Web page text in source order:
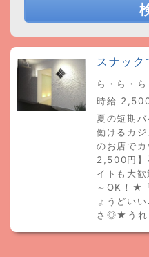
スナック
ら・ら・
時給
夏の短期
働けるカ
のお店で
2,500円】
イトも大
～OK！★
ょうどい
さ◎★うれ